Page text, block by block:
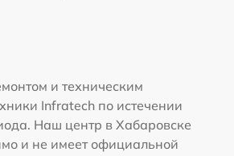
и техническим
Infratech по истечении
Наш центр в Хабаровске
и не имеет официальной